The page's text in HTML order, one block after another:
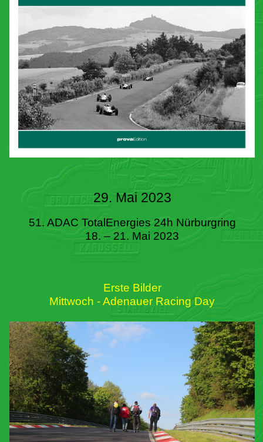
29. Mai 2023
51. ADAC TotalEnergies 24h Nürburgring
18. – 21. Mai 2023
Erste Bilder
Mittwoch - Adenauer Racing Day